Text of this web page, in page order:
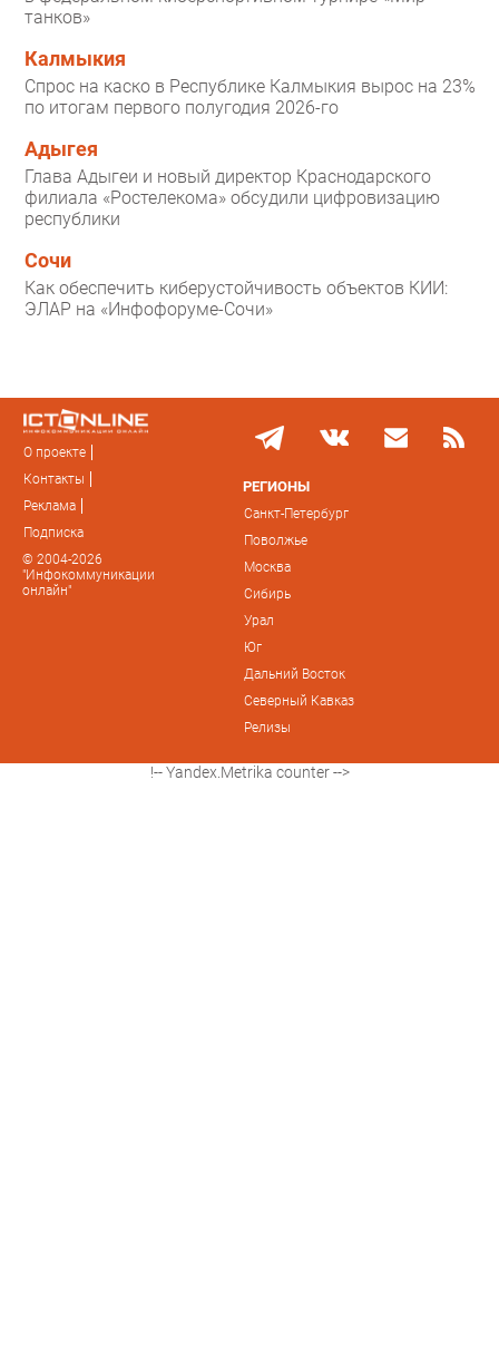
танков»
Калмыкия
Спрос на каско в Республике Калмыкия вырос на 23%
по итогам первого полугодия 2026-го
Адыгея
Глава Адыгеи и новый директор Краснодарского
филиала «Ростелекома» обсудили цифровизацию
республики
Сочи
Как обеспечить киберустойчивость объектов КИИ:
ЭЛАР на «Инфофоруме-Сочи»
О проекте
Контакты
Реклама
Подписка
© 2004-2026
"Инфокоммуникации
онлайн"
РЕГИОНЫ
Санкт-Петербург
Поволжье
Москва
Сибирь
Урал
Юг
Дальний Восток
Северный Кавказ
Релизы
!-- Yandex.Metrika counter -->